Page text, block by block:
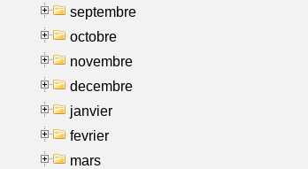
septembre
octobre
novembre
decembre
janvier
fevrier
mars